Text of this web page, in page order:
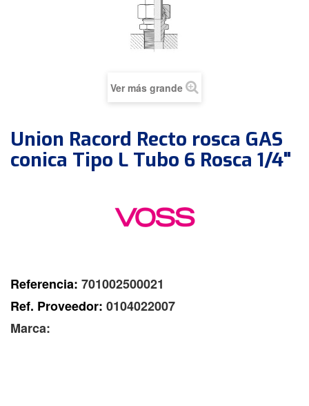
Ver más grande
Union Racord Recto rosca GAS
conica Tipo L Tubo 6 Rosca 1/4"
Referencia: 701002500021
Ref. Proveedor: 0104022007
Marca: